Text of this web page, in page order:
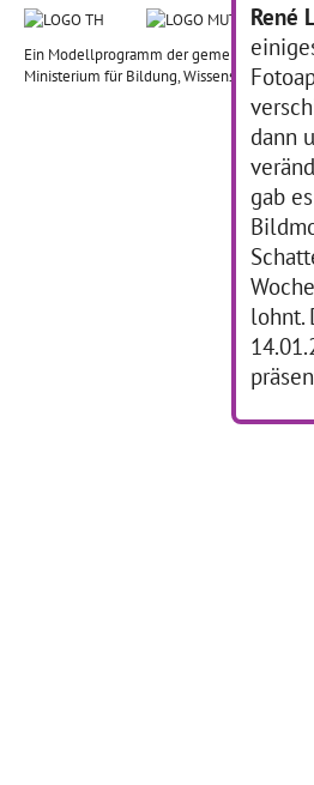
René
dann
gab
lohnt.
Ein Modellprogramm der gemeinnützigen
Ministerium für Bildung, Wissenschaft und